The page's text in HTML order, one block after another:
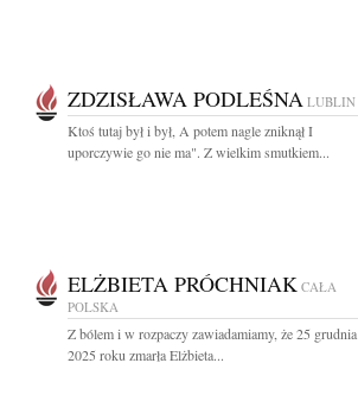
ZDZISŁAWA PODLEŚNA LUBLIN
Ktoś tutaj był i był, A potem nagle zniknął I
uporczywie go nie ma". Z wielkim smutkiem...
ELŻBIETA PRÓCHNIAK CAŁA
POLSKA
Z bólem i w rozpaczy zawiadamiamy, że 25 grudnia
2025 roku zmarła Elżbieta...